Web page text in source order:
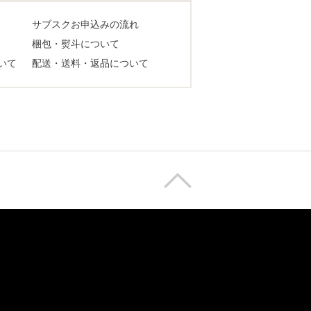
サブスクお申込みの流れ
梱包・熨斗について
て
配送・送料・返品について